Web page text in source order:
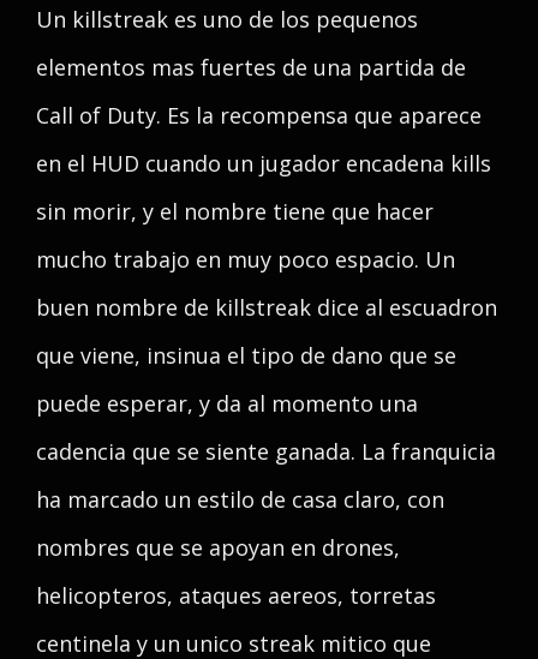
Un killstreak es uno de los pequenos
elementos mas fuertes de una partida de
Call of Duty. Es la recompensa que aparece
en el HUD cuando un jugador encadena kills
sin morir, y el nombre tiene que hacer
mucho trabajo en muy poco espacio. Un
buen nombre de killstreak dice al escuadron
que viene, insinua el tipo de dano que se
puede esperar, y da al momento una
cadencia que se siente ganada. La franquicia
ha marcado un estilo de casa claro, con
nombres que se apoyan en drones,
helicopteros, ataques aereos, torretas
centinela y un unico streak mitico que